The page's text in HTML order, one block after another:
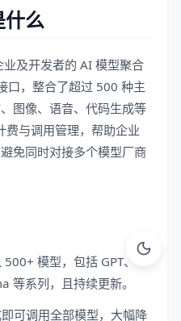
么
及开发者的 AI 模型聚合
口，整合了超过 500 种主
图像、语音、代码生成等
费与调用管理，帮助企业
免同时对接多个模型厂商
模型，包括 GPT、
等系列，且持续更新。
可调用全部模型，大幅降